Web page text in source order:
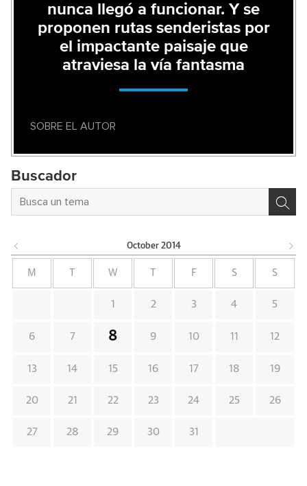
nunca llegó a funcionar. Y se
proponen rutas senderistas por
el impactante paisaje que
atraviesa la vía fantasma
SOBRE EL AUTOR
Buscador
October 2014
M W F S S
1 2 3 4 5
6 7 8 9 10 11 12
13 14 15 16 17 18 19
20 21 22 23 24 25 26
27 28 29 30 31